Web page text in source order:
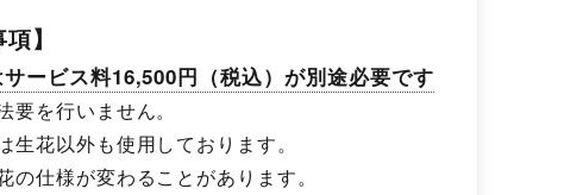
】
ービス料16,500円（税込）が別途必要です
を行いません。
生花以外も使用しております。
の仕様が変わることがあります。